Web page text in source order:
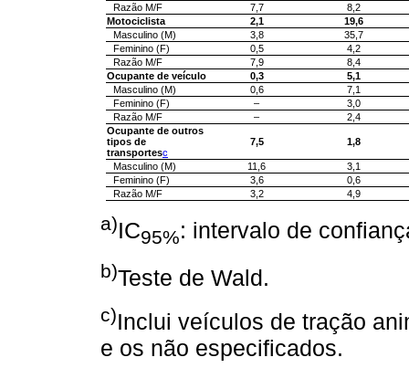
Razão M/F
7,7
8,2
Motociclista
2,1
19,6
Masculino (M)
3,8
35,7
Feminino (F)
0,5
4,2
Razão M/F
7,9
8,4
Ocupante de veículo
0,3
5,1
Masculino (M)
0,6
7,1
Feminino (F)
–
3,0
Razão M/F
–
2,4
Ocupante de outros
tipos de
transportesc
7,5 1,8
Masculino (M) 11,6
3,1
Feminino (F)
3,6
0,6
Razão M/F
3,2 4,9
a)IC95%: intervalo de
b)Teste de Wald.
c)Inclui veículos de tração
e os não especificados.